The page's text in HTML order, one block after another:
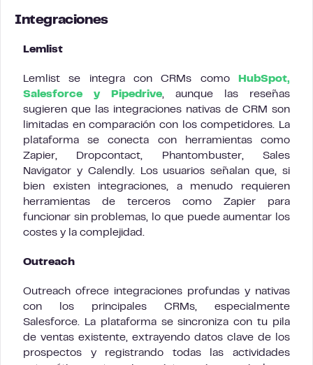
Integraciones
Lemlist
Lemlist se integra con CRMs como
HubSpot,
Salesforce y Pipedrive, aunque las reseñas
sugieren que las integraciones nativas de CRM son
limitadas en comparación con los competidores. La
plataforma se conecta con herramientas como
Zapier, Dropcontact, Phantombuster, Sales
Navigator y Calendly. Los usuarios señalan que, si
bien existen integraciones, a menudo requieren
herramientas de terceros como Zapier para
funcionar sin problemas, lo que puede aumentar los
costes y la complejidad.
Outreach
Outreach ofrece integraciones profundas y nativas
con los principales CRMs, especialmente
Salesforce. La plataforma se sincroniza con tu pila
de ventas existente, extrayendo datos clave de los
prospectos y registrando todas las actividades